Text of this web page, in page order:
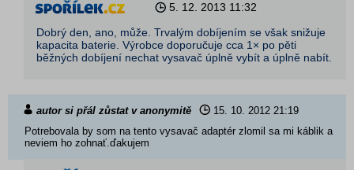
5. 12. 2013 11:32
Dobrý den, ano, může. Trvalým dobíjením se však snižuje
kapacita baterie. Výrobce doporučuje cca 1× po pěti
běžných dobíjení nechat vysavač úplně vybít a úplně nabít.
autor si přál zůstat v anonymitě 15. 10. 2012 21:19
Potrebovala by som na tento vysavač adaptér zlomil sa mi káblik a
neviem ho zohnať.ďakujem